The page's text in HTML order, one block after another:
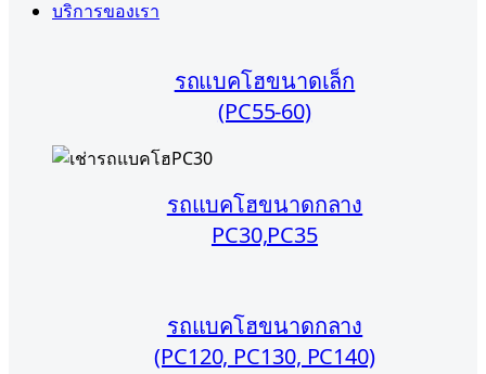
บริการของเรา
รถแบคโฮขนาดเล็ก
(PC55-60)
รถแบคโฮขนาดกลาง
PC30,PC35
รถแบคโฮขนาดกลาง
(PC120, PC130, PC140)